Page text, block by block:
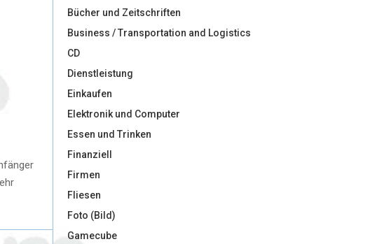
Bücher und Zeitschriften
Business / Transportation and Logistics
CD
Dienstleistung
Einkaufen
Elektronik und Computer
Essen und Trinken
Finanziell
Firmen
Fliesen
Foto (Bild)
Gamecube